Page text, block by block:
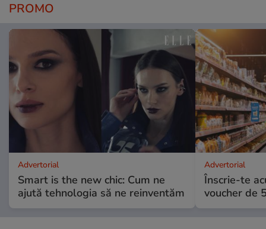
PROMO
Advertorial
Smart is the new chic: Cum ne
ajută tehnologia să ne reinventăm
Advertorial
Înscrie-te
voucher de